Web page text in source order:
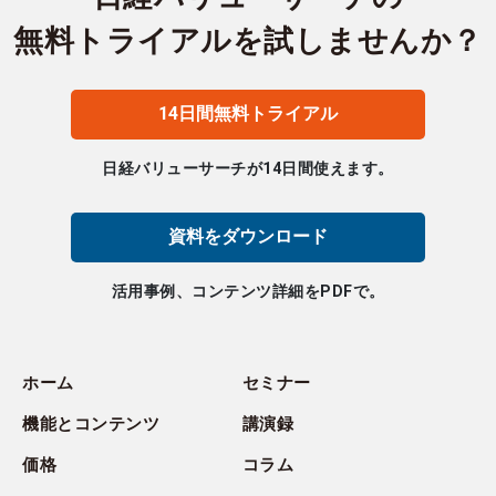
ホーム
機能とコンテンツ
価格
セミナー
講演録
コラム
無料トライアルを試しませんか？
14日間無料トライアル
日経バリューサーチが14日間使えます。
資料をダウンロード
活用事例、コンテンツ詳細をPDFで。